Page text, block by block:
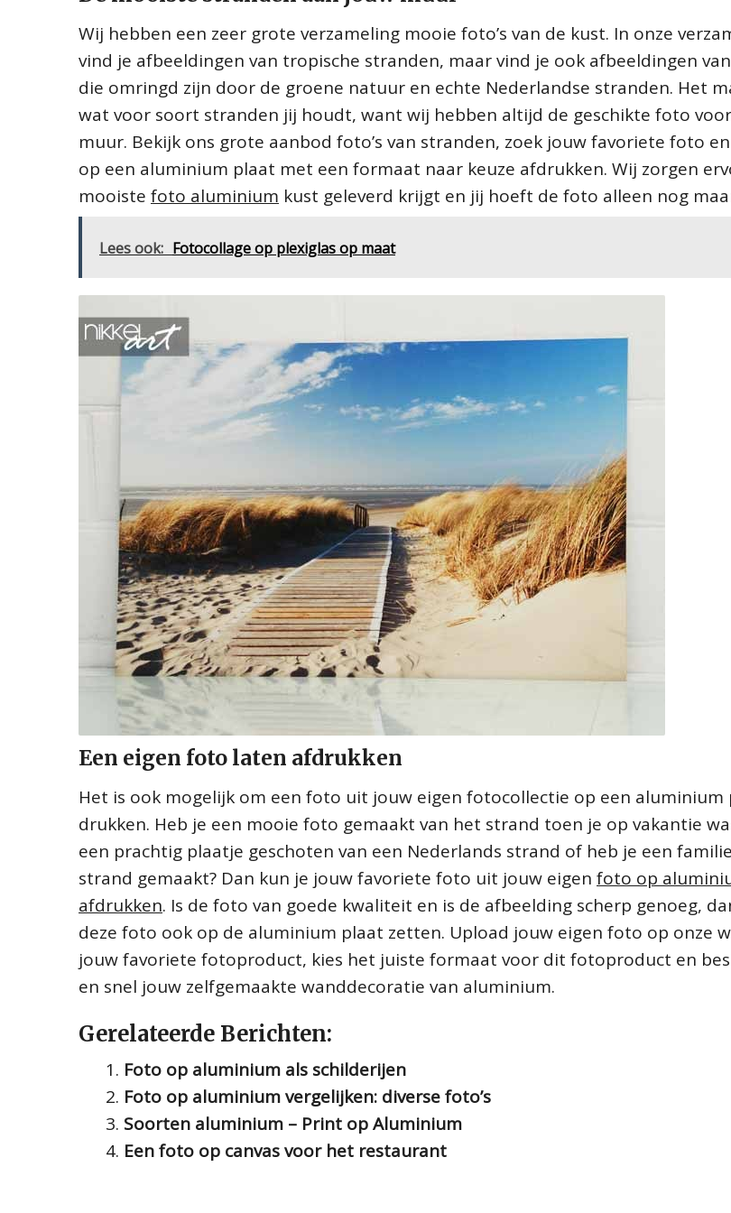
Wij hebben een zeer grote verzameling mooie foto’s van de kust. In onze
vind je afbeeldingen van tropische stranden, maar vind je ook afbeeldingen
die omringd zijn door de groene natuur en echte Nederlandse stranden. Het
wat voor soort stranden jij houdt, want wij hebben altijd de geschikte foto
muur. Bekijk ons grote aanbod foto’s van stranden, zoek jouw favoriete foto
op een aluminium plaat met een formaat naar keuze afdrukken. Wij zorgen
mooiste foto aluminium kust geleverd krijgt en jij hoeft de foto alleen nog
Lees ook: Fotocollage op plexiglas op maat
Een eigen foto laten afdrukken
Het is ook mogelijk om een foto uit jouw eigen fotocollectie op een
drukken. Heb je een mooie foto gemaakt van het strand toen je op vakantie
een prachtig plaatje geschoten van een Nederlands strand of heb je een
strand gemaakt? Dan kun je jouw favoriete foto uit jouw eigen foto op
afdrukken. Is de foto van goede kwaliteit en is de afbeelding scherp genoeg,
deze foto ook op de aluminium plaat zetten. Upload jouw eigen foto op onze
jouw favoriete fotoproduct, kies het juiste formaat voor dit fotoproduct en
en snel jouw zelfgemaakte wanddecoratie van aluminium.
Gerelateerde Berichten:
Foto op aluminium als schilderijen
Foto op aluminium vergelijken: diverse foto’s
Soorten aluminium – Print op Aluminium
Een foto op canvas voor het restaurant